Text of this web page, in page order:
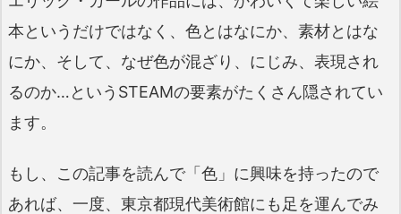
本というだけではなく、色とはなにか、素材とはな
にか、そして、なぜ色が混ざり、にじみ、表現され
るのか…というSTEAMの要素がたくさん隠されてい
ます。
もし、この記事を読んで「色」に興味を持ったので
あれば、一度、東京都現代美術館にも足を運んでみ